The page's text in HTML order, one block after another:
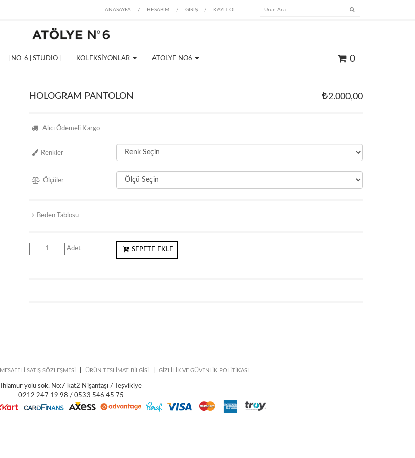
ANASAYFA / HESABIM / GİRİŞ / KAYIT OL
| NO-6 | STUDIO | KOLEKSİYONLAR ATOLYE NO6 0
HOLOGRAM PANTOLON 2.000,00
Alıcı Ödemeli Kargo
Renkler
Ölçüler
Beden Tablosu
Adet SEPETE EKLE
MESAFELİ SATIŞ SÖZLEŞMESİ ÜRÜN TESLİMAT BİLGİSİ GİZLİLİK VE GÜVENLİK POLİTİKASI
Ihlamur yolu sok. No:7 kat2 Nişantaşı / Teşvikiye
0212 247 19 98 / 0533 546 45 75